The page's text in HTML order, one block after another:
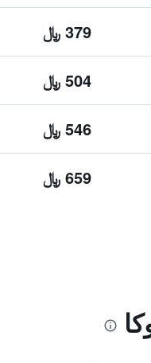
379 ﷼
504 ﷼
546 ﷼
659 ﷼